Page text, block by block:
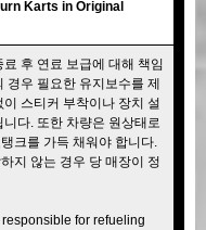
Karts in Original
후 연료 보급에 대해 책임
경우 필요한 유지보수를 제
스티커 부착이나 장치 설
다. 또한 차량은 원상태로
크를 가득 채워야 합니다.
지 않는 경우 당 매장이 정
for refueling